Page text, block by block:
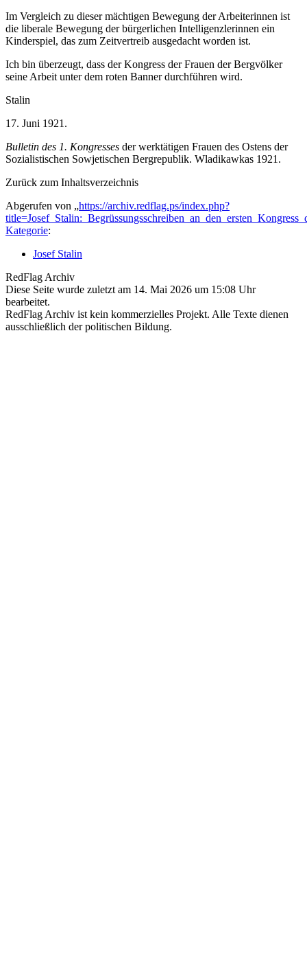
Im Vergleich zu dieser mächtigen Bewegung der Arbeiterinnen ist
die liberale Bewegung der bürgerlichen Intelligenzlerinnen ein
Kinderspiel, das zum Zeitvertreib ausgedacht worden ist.
Ich bin überzeugt, dass der Kongress der Frauen der Bergvölker
seine Arbeit unter dem roten Banner durchführen wird.
Stalin
17. Juni 1921.
Bulletin des 1. Kongresses der werktätigen Frauen des Ostens der
Sozialistischen Sowjetischen Bergrepublik. Wladikawkas 1921.
Zurück zum Inhaltsverzeichnis
Abgerufen von „https://archiv.redflag.ps/index.php?
Kategorie:
Josef Stalin
RedFlag Archiv
Diese Seite wurde zuletzt am 14. Mai 2026 um 15:08 Uhr
bearbeitet.
RedFlag Archiv ist kein kommerzielles Projekt. Alle Texte dienen
ausschließlich der politischen Bildung.